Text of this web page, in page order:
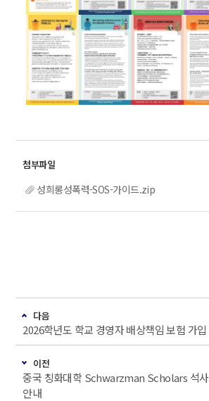
성희롱성폭력-SOS-가이드.zip
다음
2026학년도 학교 경영자 배상책임 보험 가입
이전
중국 칭화대학 Schwarzman Scholars 석
안내